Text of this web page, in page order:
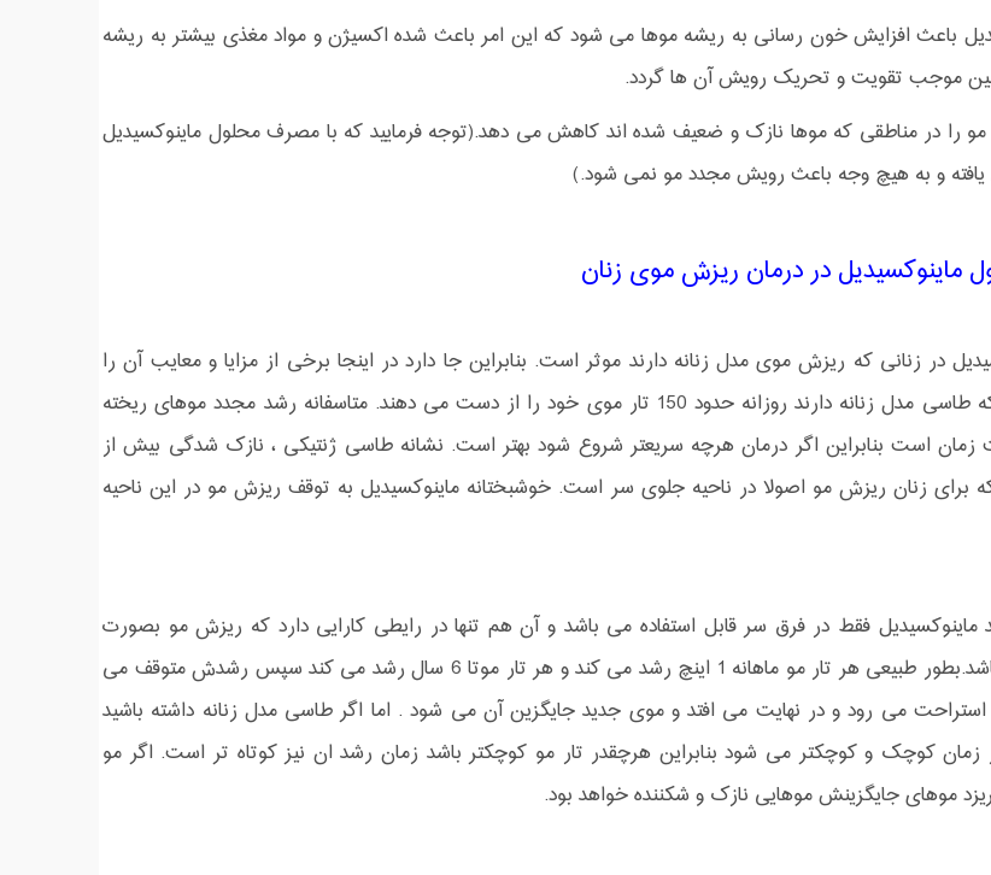
باعث افزایش خون رسانی به ریشه موها می شود که این امر باعث شده اکسیژن و مواد مغذی بیشتر به ریشه
موجب تقویت و تحریک رویش آن ها گردد.
مو را در مناطقی که موها نازک و ضعیف شده اند کاهش می دهد.(توجه فرمایید که با مصرف محلول ماینوکسیدیل
و به هیچ وجه باعث رویش مجدد مو نمی شود.)
ماینوکسیدیل در درمان ریزش موی زنان
در زنانی که ریزش موی مدل زنانه دارند موثر است. بنابراین جا دارد در اینجا برخی از مزایا و معایب آن را
عنوان کنیم.زنانی که طاسی مدل زنانه دارند روزانه حدود 150 تار موی خود را از دست می دهند. متاسفانه رشد مجدد موهای ریخته
زمان است بنابراین اگر درمان هرچه سریعتر شروع شود بهتر است. نشانه طاسی ژنتیکی ، نازک شدگی بیش از
برای زنان ریزش مو اصولا در ناحیه جلوی سر است. خوشبختانه ماینوکسیدیل به توقف ریزش مو در این ناحیه
فقط در فرق سر قابل استفاده می باشد و آن هم تنها در رایطی کارایی دارد که ریزش مو بصورت
طاسی مدل زنانه باشد.بطور طبیعی هر تار مو ماهانه 1 اینچ رشد می کند و هر تار موتا 6 سال رشد می کند سپس رشدش متوقف می
می رود و در نهایت می افتد و موی جدید جایگزین آن می شود . اما اگر طاسی مدل زنانه داشته باشید
زمان کوچک و کوچکتر می شود بنابراین هرچقدر تار مو کوچکتر باشد زمان رشد ان نیز کوتاه تر است. اگر مو
موهای جایگزینش موهایی نازک و شکننده خواهد بود.